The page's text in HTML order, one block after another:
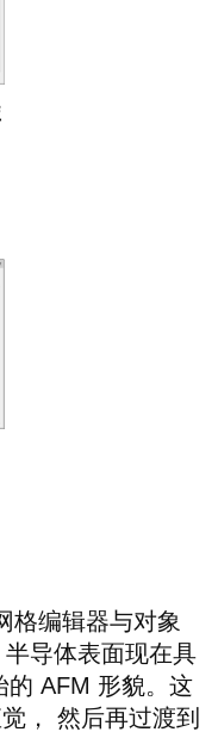
格编辑器与对象
导体表面现在具
的 AFM 形貌。这
， 然后再过渡到